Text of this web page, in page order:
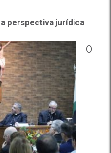
perspectiva jurídica
O